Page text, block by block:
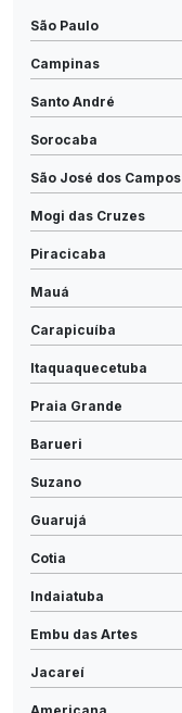
São Paulo
Campinas
Santo André
Sorocaba
São José dos Campos
Mogi das Cruzes
Piracicaba
Mauá
Carapicuíba
Itaquaquecetuba
Praia Grande
Barueri
Suzano
Guarujá
Cotia
Indaiatuba
Embu das Artes
Jacareí